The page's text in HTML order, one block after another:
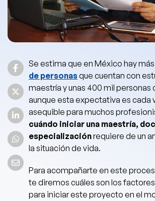
Se estima que en México hay
de personasque cuentan con
maestría y unas 400 mil personas
aunque esta expectativa es cada
asequible para muchos
cuándo iniciar una maestría,
especializaciónrequiere de un
la situación de vida.
Para acompañarte en este
te diremos cuáles son los
para iniciar este proyecto en el